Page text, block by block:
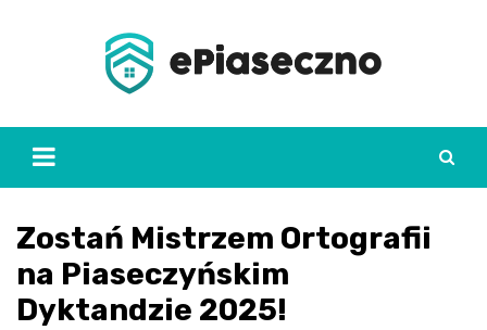
Zostań Mistrzem Ortografii
na Piaseczyńskim
Dyktandzie 2025!